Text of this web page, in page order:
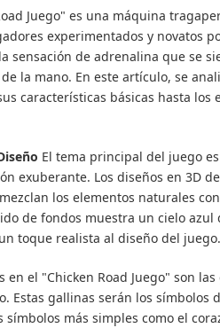
Juego" es una máquina
experimentados y novatos
sensación de adrenalina que se
la mano. En este artículo, se
características básicas hasta los
El tema principal del juego
exuberante. Los diseños en 3D
los elementos naturales
de fondos muestra un cielo azul
toque realista al diseño del juego.
en el "Chicken Road Juego" son
Estas gallinas serán los símbolos
símbolos más simples como el